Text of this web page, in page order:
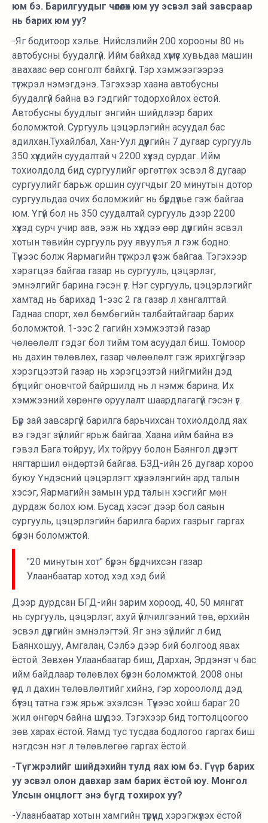
юм бэ. Барилгуудыг чөлөөлөх юм уу эсвэл зай завсраар
нь барих юм уу?
-Яг бодитоор хэлье. Нийслэлийн 200 хорооны 80 нь
автобусны буудалгүй. Ийм байхад хүмүүс хувьдаа машин
авахаас өөр сонголт байхгүй. Тэр хэмжээгээрээ
түгжрэл нэмэгдэнэ. Тэгэхээр хаана автобусны
буудалгүй байна вэ гэдгийг тодорхойлох ёстой.
Автобусны буудлыг энгийн шийдлээр барих
боломжтой. Сургууль цэцэрлэгийн асуудал бас
адилхан.Тухайлбал, Хан-Уул дүүргийн 7 дугаар сургууль
350 хүүхдийн суудалтай ч 2200 хүүхэд сурдаг. Ийм
тохиолдолд бид сургуулийг өргөтгөх эсвэл 8 дугаар
сургуулийг барьж оршин суугчдыг 20 минутын дотор
сургуульдаа очих боломжийг нь бүрдүүлье гэж байгаа
юм. Үгүй бол нь 350 суудалтай сургууль дээр 2200
хүүхэд сурч учир аав, ээж нь хүүхдээ өөр дүүргийн эсвэл
хотын төвийн сургууль руу явуулъя л гэж бодно.
Түүнээс болж Яармагийн түгжрэл үүсэж байгаа. Тэгэхээр
хэрэгцээ байгаа газар нь сургууль, цэцэрлэг,
эмнэлгийг барина гэсэн үг. Нэг сургууль, цэцэрлэгийг
хамтад нь барихад 1-ээс 2 га газар л хангалттай.
Гаднаа спорт, хөл бөмбөгийн талбайтайгаар барих
боломжтой. 1-ээс 2 гагийн хэмжээтэй газар
чөлөөлөлт гэдэг бол тийм том асуудал биш. Томоор
нь дахин төлөвлөх, газар чөлөөлөлт гэж ярихгүйгээр
хэрэгцээтэй газар нь хэрэгцээтэй нийгмийн дэд
бүтцийг оновчтой байршилд нь л нэмж барина. Их
хэмжээний хөрөнгө оруулалт шаардлагагүй гэсэн үг.
Бүр зай завсаргүй барилга барьчихсан тохиолдолд яах
вэ гэдэг зүйлийг ярьж байгаа. Хаана ийм байна вэ
гэвэл Бага тойруу, Их тойруу болон Баянгол дүүрэгт
нягтаршил өндөртэй байгаа. БЗД-ийн 26 дугаар хороо
буюу Үндэсний цэцэрлэгт хүрээлэнгийн ард талын
хэсэг, Яармагийн замын урд талын хэсгийг мөн
дурдаж болох юм. Бусад хэсэг дээр бол саяын
сургууль, цэцэрлэгийн барилга барих газрыг гаргах
бүрэн боломжтой.
"20 минутын хот" бүрэн бүрдчихсэн газар
Улаанбаатар хотод хэд хэд бий.
Дээр дурдсан БГД-ийн зарим хороод, 40, 50 мянгат
нь сургууль, цэцэрлэг, ахуй үйлчилгээний төв, өрхийн
эсвэл дүүргийн эмнэлэгтэй. Яг энэ зүйлийг л бид
Баянхошуу, Амгалан, Сэлбэ дээр бий болгоод явах
ёстой. Зөвхөн Улаанбаатар биш, Дархан, Эрдэнэт ч бас
ийм байдлаар төлөвлөх бүрэн боломжтой. 2008 оны
үед л дахин төлөвлөлтийг хийнэ, гэр хороололд дэд
бүтэц татна гэж ярьж эхэлсэн. Түүнээс хойш бараг 20
жил өнгөрч байна шүү дээ. Тэгэхээр бид тогтолцоогоо
зөв харах ёстой. Яамд тус тусдаа бодлогоо гаргах биш
нэгдсэн нэг л төлөвлөгөө гаргах ёстой.
-Түгжрэлийг шийдэхийн тулд яах юм бэ. Гүүр барих
уу эсвэл олон давхар зам барих ёстой юу. Монгол
Улсын онцлогт энэ бүгд тохирох уу?
-Улаанбаатар хотын хамгийн түрүүнд хэрэгжүүлэх ёстой